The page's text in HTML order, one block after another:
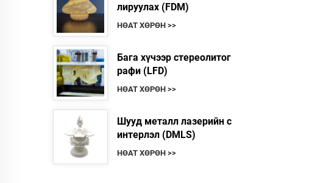
лируулах (FDM)
НӨАТ ХӨРӨН >>
Бага хүчээр стереолитог
рафи (LFD)
НӨАТ ХӨРӨН >>
Шууд металл лазерийн с
интерлэл (DMLS)
НӨАТ ХӨРӨН >>